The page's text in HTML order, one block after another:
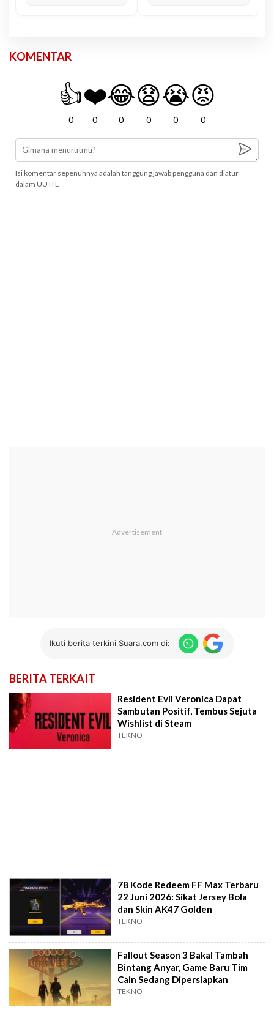
KOMENTAR
👍
0
❤️
0
😂
0
😧
0
😭
0
😡
0
Isi komentar sepenuhnya adalah tanggung jawab pengguna dan diatur
dalam UU ITE
Ikuti berita terkini Suara.com di:
BERITA TERKAIT
Resident Evil Veronica Dapat
Sambutan Positif, Tembus Sejuta
Wishlist di Steam
TEKNO
78 Kode Redeem FF Max Terbaru
22 Juni 2026: Sikat Jersey Bola
dan Skin AK47 Golden
TEKNO
Fallout Season 3 Bakal Tambah
Bintang Anyar, Game Baru Tim
Cain Sedang Dipersiapkan
TEKNO